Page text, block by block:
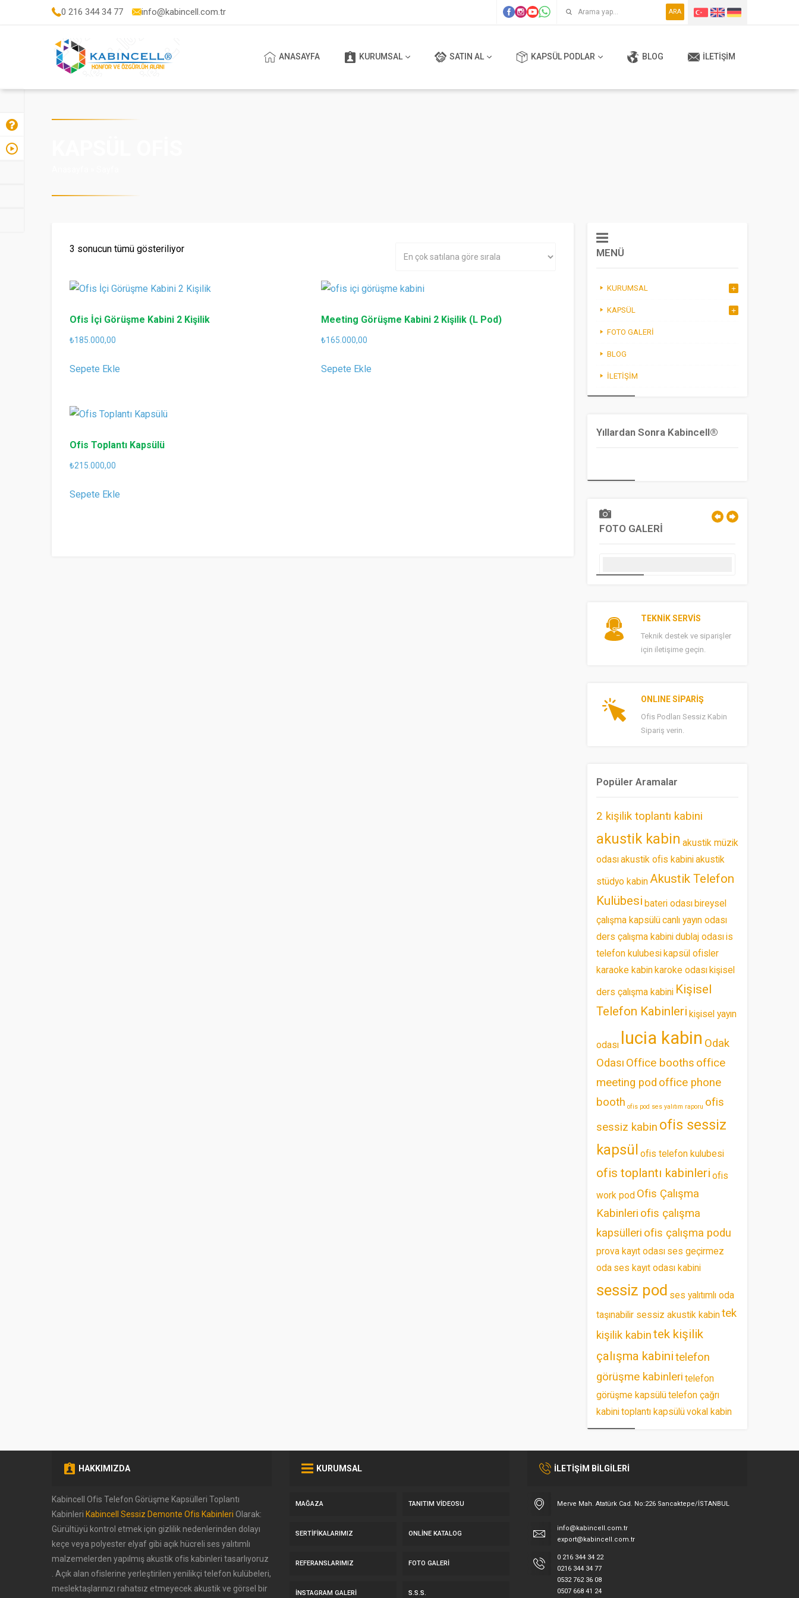
0 216 344 34 77 info@kabincell.com.tr ARA
ANASAYFA KURUMSAL SATIN AL KAPSÜL PODLAR BLOG İLETIŞIM
3 sonucun tümü gösteriliyorPopülerliğe
Ofis İçi Görüşme Kabini 2 Kişilik
₺185.000,00
Sepete Ekle
Meeting Görüşme Kabini 2 Kişilik (L Pod)
₺165.000,00
Sepete Ekle
Ofis Toplantı Kapsülü
₺215.000,00
Sepete Ekle
MENÜ
KURUMSAL
KAPSÜL
FOTO GALERI
BLOG
İLETIŞIM
Yıllardan Sonra Kabincell®
FOTO GALERİ
TEKNİK SERVİS
Teknik destek ve siparişler
için iletişime geçin.
ONLINE SİPARİŞ
Ofis Podları Sessiz Kabin
Sipariş verin.
Popüler Aramalar
2 kişilik toplantı kabini
akustik kabin akustik müzik
odasıakustik ofis kabiniakustik
stüdyo kabinAkustik Telefon
Kulübesi bateri odasıbireysel
çalışma kapsülücanlı yayın odası
ders çalışma kabinidublaj odasıis
telefon kulubesikapsül ofisler
karaoke kabinkaroke odasıkişisel
ders çalışma kabini Kişisel
Telefon Kabinleri kişisel yayın
odası lucia kabin Odak
Odası Office booths office
meeting pod office phone
booth ofis pod ses yalıtım raporu ofis
sessiz kabin ofis sessiz
kapsül ofis telefon kulubesi
ofis toplantı kabinleri ofis
work pod Ofis Çalışma
Kabinleri ofis çalışma
kapsülleri ofis çalışma podu
prova kayıt odası ses geçirmez
oda ses kayıt odası kabini
sessiz pod ses yalıtımlı oda
taşınabilir sessiz akustik kabintek
kişilik kabintek kişilik
çalışma kabinitelefon
görüşme kabinleri telefon
görüşme kapsülütelefon çağrı
kabinitoplantı kapsülüvokal kabin
HAKKIMIZDA
Kabincell Ofis Telefon Görüşme Kapsülleri Toplantı
Kabinleri Kabincell Sessiz Demonte Ofis Kabinleri Olarak:
Gürültüyü kontrol etmek için gizlilik nedenlerinden dolayı
keçe veya polyester elyaf gibi açık hücreli ses yalıtımlı
malzemelerden yapılmış akustik ofis kabinleri tasarlıyoruz
. Açık alan ofislerine yerleştirilen yenilikçi telefon kulübeleri,
meslektaşlarınızı rahatsız etmeyecek akustik ve görsel bir
KURUMSAL
MAĞAZA TANITIM VIDEOSU
SERTIFIKALARIMIZ ONLINE KATALOG
REFERANSLARIMIZ FOTO GALERI
İNSTAGRAM GALERI S.S.S.
İLETİŞİM BİLGİLERİ
Merve Mah. Atatürk Cad. No:226 Sancaktepe/İSTANBUL
info@kabincell.com.tr
export@kabincell.com.tr
0 216 344 34 22
0216 344 34 77
0532 762 36 08
0507 668 41 24
Müşteri Temsilcisi (Halil
Kaygusuz)